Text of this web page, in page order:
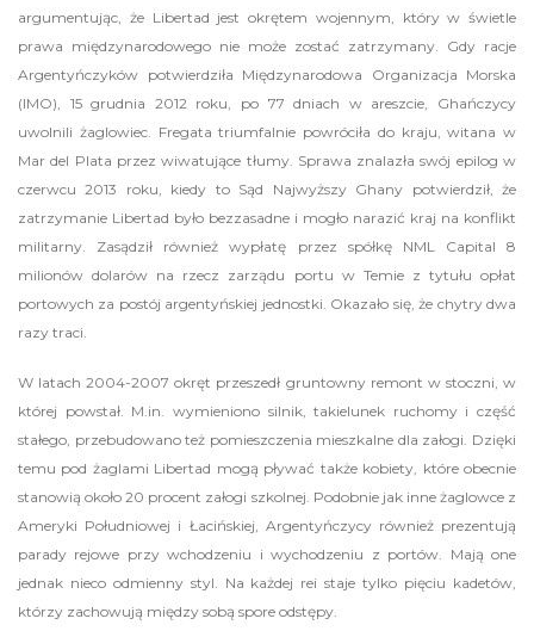
argumentując, że Libertad jest okrętem wojennym, który w świetle
prawa międzynarodowego nie może zostać zatrzymany. Gdy racje
Argentyńczyków potwierdziła Międzynarodowa Organizacja Morska
(IMO), 15 grudnia 2012 roku, po 77 dniach w areszcie, Ghańczycy
uwolnili żaglowiec. Fregata triumfalnie powróciła do kraju, witana w
Mar del Plata przez wiwatujące tłumy. Sprawa znalazła swój epilog w
czerwcu 2013 roku, kiedy to Sąd Najwyższy Ghany potwierdził, że
zatrzymanie Libertad było bezzasadne i mogło narazić kraj na konflikt
militarny. Zasądził również wypłatę przez spółkę NML Capital 8
milionów dolarów na rzecz zarządu portu w Temie z tytułu opłat
portowych za postój argentyńskiej jednostki. Okazało się, że chytry dwa
razy traci.
W latach 2004-2007 okręt przeszedł gruntowny remont w stoczni, w
której powstał. M.in. wymieniono silnik, takielunek ruchomy i część
stałego, przebudowano też pomieszczenia mieszkalne dla załogi. Dzięki
temu pod żaglami Libertad mogą pływać także kobiety, które obecnie
stanowią około 20 procent załogi szkolnej. Podobnie jak inne żaglowce z
Ameryki Południowej i Łacińskiej, Argentyńczycy również prezentują
parady rejowe przy wchodzeniu i wychodzeniu z portów. Mają one
jednak nieco odmienny styl. Na każdej rei staje tylko pięciu kadetów,
którzy zachowują między sobą spore odstępy.